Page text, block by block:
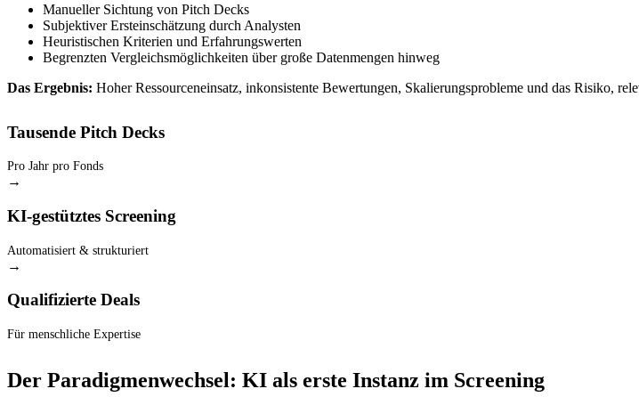
Manueller Sichtung von Pitch Decks
Subjektiver Ersteinschätzung durch Analysten
Heuristischen Kriterien und Erfahrungswerten
Begrenzten Vergleichsmöglichkeiten über große Datenmengen hinweg
Das Ergebnis: Hoher Ressourceneinsatz, inkonsistente Bewertungen, Skalierungsprobleme und das Risiko,
Tausende Pitch Decks
Pro Jahr pro Fonds
→
KI-gestütztes Screening
Automatisiert & strukturiert
→
Qualifizierte Deals
Für menschliche Expertise
Der Paradigmenwechsel: KI als erste Instanz im Screening